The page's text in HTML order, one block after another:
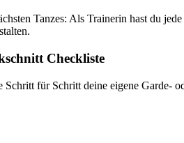
Tanzes: Als Trainerin hast du
Checkliste
für Schritt deine eigene Garde-